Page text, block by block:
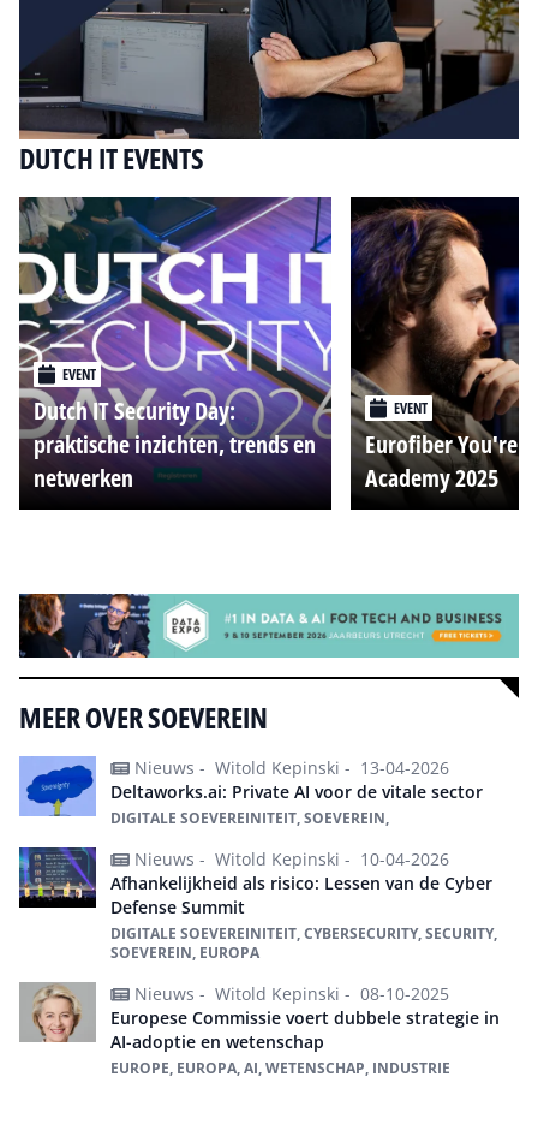
DUTCH IT EVENTS
EVENT
Dutch IT Security Day:
praktische inzichten, trends en
netwerken
EVENT
Eurofiber You're
Academy 2025
MEER OVER SOEVEREIN
Nieuws - Witold Kepinski - 13-04-2026
Deltaworks.ai: Private AI voor de vitale sector
DIGITALE SOEVEREINITEIT, SOEVEREIN,
Nieuws - Witold Kepinski - 10-04-2026
Afhankelijkheid als risico: Lessen van de Cyber
Defense Summit
DIGITALE SOEVEREINITEIT, CYBERSECURITY, SECURITY,
SOEVEREIN, EUROPA
Nieuws - Witold Kepinski - 08-10-2025
Europese Commissie voert dubbele strategie in
AI-adoptie en wetenschap
EUROPE, EUROPA, AI, WETENSCHAP, INDUSTRIE